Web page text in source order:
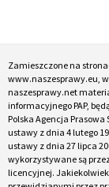
Zamieszczone na
www.naszesprawy.eu,
naszesprawy.net
informacyjnego PAP,
Polska Agencja Prasowa
ustawy z dnia 4 lutego
ustawy z dnia 27 lipca
wykorzystywane są
licencyjnej.